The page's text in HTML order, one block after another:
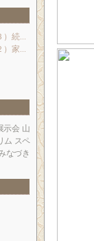
）続...
）家...
示会 山
ム スペ
なづき